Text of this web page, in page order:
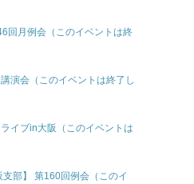
月例会（このイベントは終
演会（このイベントは終了し
イブin大阪（このイベントは
部】 第160回例会（このイ